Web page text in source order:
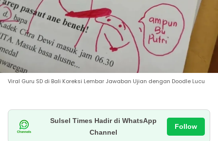
Viral Guru SD di Bali Koreksi Lembar Jawaban Ujian dengan Doodle Lucu
Sulsel Times Hadir di WhatsApp
Channel
Follow